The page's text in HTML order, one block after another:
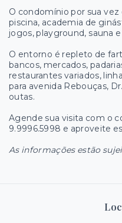
O condomínio por sua
piscina, academia de
jogos, playground, sauna
O entorno é repleto de
bancos, mercados,
restaurantes variados,
para avenida Rebouças,
outas.
Agende sua visita com o
9.9996.5998 e aproveite
As informações estão